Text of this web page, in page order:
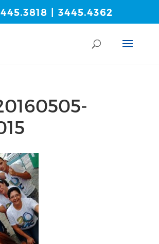
| 3445.4362